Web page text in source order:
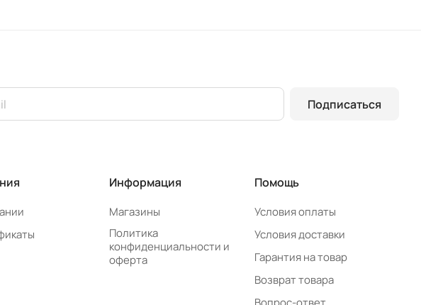
Подписаться
Информация
Магазины
Политика
конфиденциальности и
оферта
Помощь
Условия оплаты
Условия доставки
Гарантия на товар
Возврат товара